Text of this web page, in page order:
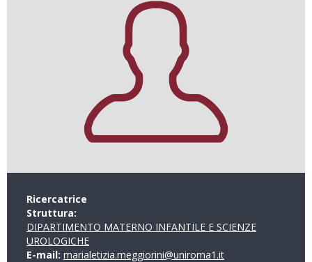
Ricercatrice
Struttura:
DIPARTIMENTO MATERNO INFANTILE E SCIENZE
UROLOGICHE
E-mail: marialetizia.meggiorini@uniroma1.it